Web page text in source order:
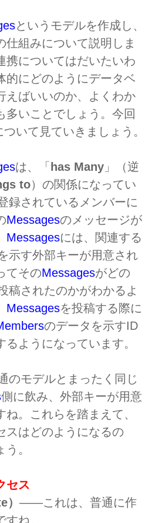
というモデルを作成し、
仕組みについて説明しま
携についてはだいたいわ
的にどのようにデータベ
えばいいのか、よくわか
多いことでしょう。今回
いて見ていきましょう。
は、「 has Many 」（逆
to）の関係になってい
録されているメンバーに
Messagesのメッセージが
Messagesには、関連する
示す外部キーが用意され
てそのMessagesがどの
稿されたのかがわかるよ
Messagesを投稿する際に
のデータを示すID
ようになっています。
のモデルとまったく同じ
側に飲み、外部キーが用意
。これらを踏まえて、
スはどのようになるの
。
セス
――これは、普通に作
ね。